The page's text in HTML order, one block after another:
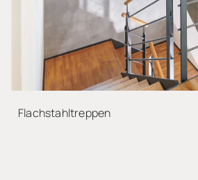
Flachstahltreppen